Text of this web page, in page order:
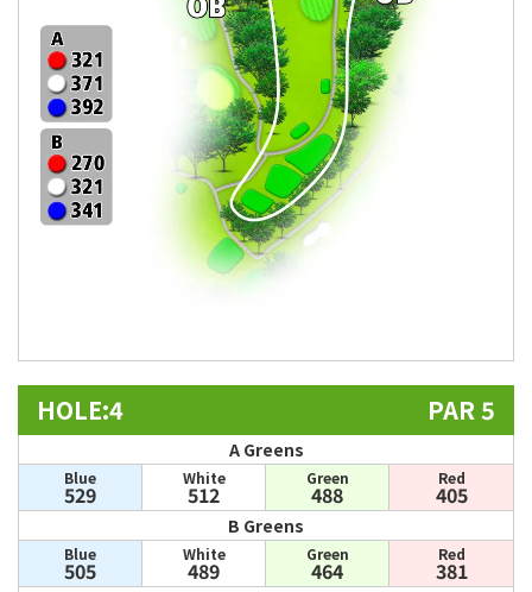
HOLE:4 PAR 5
A Greens
Blue
529
White
512
Green
488
Red
405
B Greens
Blue
505
White
489
Green
464
Red
381